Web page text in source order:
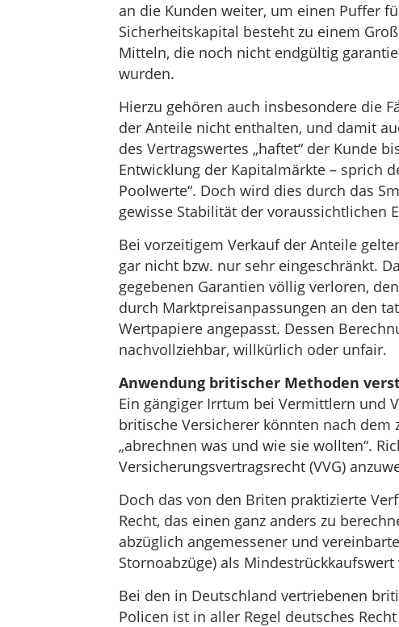
an die Kunden weiter, um einen Puffer
Sicherheitskapital besteht zu einem
Mitteln, die noch nicht endgültig
wurden.
Hierzu gehören auch insbesondere die
der Anteile nicht enthalten, und damit
des Vertragswertes „haftet“ der Kunde
Entwicklung der Kapitalmärkte – sprich
Poolwerte“. Doch wird dies durch das
gewisse Stabilität der voraussichtlichen
Bei vorzeitigem Verkauf der Anteile
gar nicht bzw. nur sehr eingeschränkt.
gegebenen Garantien völlig verloren,
durch Marktpreisanpassungen an den
Wertpapiere angepasst. Dessen
nachvollziehbar, willkürlich oder unfair.
Anwendung britischer Methoden
Ein gängiger Irrtum bei Vermittlern und
britische Versicherer könnten nach
„abrechnen was und wie sie wollten“.
Versicherungsvertragsrecht (VVG)
Doch das von den Briten praktizierte
Recht, das einen ganz anders zu
abzüglich angemessener und
Stornoabzüge) als
Bei den in Deutschland vertriebenen
Policen ist in aller Regel deutsches